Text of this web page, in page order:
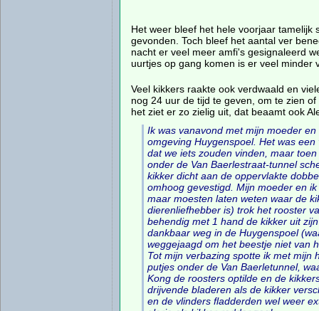
Het weer bleef het hele voorjaar
gevonden. Toch bleef het aantal ver
nacht er veel meer amfi's gesignaleerd
uurtjes op gang komen is er veel minder
Veel kikkers raakte ook verdwaald en
nog 24 uur de tijd te geven, om te zien
het ziet er zo zielig uit, dat beaamt ook
Ik was vanavond met mijn moeder
omgeving Huygenspoel. Het was
dat we iets zouden vinden, maar
onder de Van Baerlestraat-tunnel
kikker dicht aan de oppervlakte
omhoog gevestigd. Mijn moeder en
maar moesten laten weten waar de
dierenliefhebber is) trok het rooster
behendig met 1 hand de kikker uit
dankbaar weg in de Huygenspoel
weggejaagd om het beestje niet van
Tot mijn verbazing spotte ik met mijn
putjes onder de Van Baerletunnel,
Kong de roosters optilde en de
drijvende bladeren als de kikker
en de vlinders fladderden wel weer